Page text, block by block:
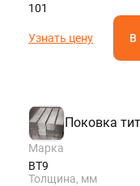
101
Узнать цену В
Поковка
Марка
ВТ9
Толщина, мм